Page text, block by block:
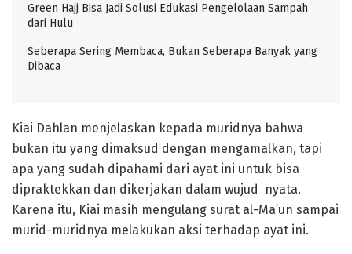
Green Hajj Bisa Jadi Solusi Edukasi Pengelolaan Sampah
dari Hulu
Seberapa Sering Membaca, Bukan Seberapa Banyak yang
Dibaca
Kiai Dahlan menjelaskan kepada muridnya bahwa
bukan itu yang dimaksud dengan mengamalkan, tapi
apa yang sudah dipahami dari ayat ini untuk bisa
dipraktekkan dan dikerjakan dalam wujud nyata.
Karena itu, Kiai masih mengulang surat al-Ma’un sampai
murid-muridnya melakukan aksi terhadap ayat ini.